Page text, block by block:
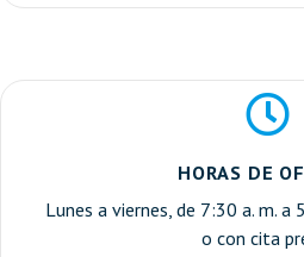
HORAS DE
Lunes a viernes, de 7:30 a. m. a
o con cita